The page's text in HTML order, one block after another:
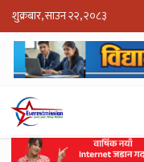
शुक्रबार, साउन २२, २०८३